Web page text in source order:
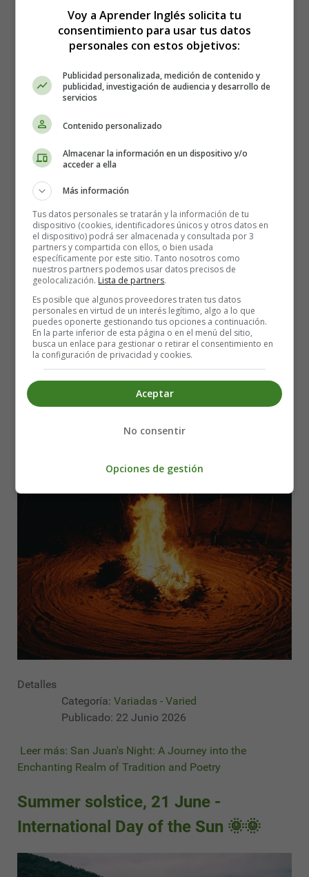
Categoría: Cuentos en Inglés - Stories in
Publicado: 20 Julio 2026
textos en ingles
Stories in English
Leer más: Serial Killers in Fiction vs. Reality
San Juan's Night: A Journey into the
Enchanting Realm of Tradition and
Poetry
Detalles
Categoría: Variadas - Varied
Publicado: 22 Junio 2026
Leer más: San Juan's Night: A Journey into the
Enchanting Realm of Tradition and Poetry
Summer solstice, 21 June -
International Day of the Sun 🌞🌞
Voy a Aprender Inglés solicita tu
consentimiento para usar tus datos
personales con estos objetivos:
Publicidad personalizada, medición de contenido y
publicidad, investigación de audiencia y desarrollo de
servicios
Contenido personalizado
Almacenar la información en un dispositivo y/o
acceder a ella
Más información
Tus datos personales se tratarán y la información de tu
dispositivo (cookies, identificadores únicos y otros datos en
el dispositivo) podrá ser almacenada y consultada por 3
partners y compartida con ellos, o bien usada
específicamente por este sitio. Tanto nosotros como
nuestros partners podemos usar datos precisos de
geolocalización. Lista de partners.
Es posible que algunos proveedores traten tus datos
personales en virtud de un interés legítimo, algo a lo que
puedes oponerte gestionando tus opciones a continuación.
En la parte inferior de esta página o en el menú del sitio,
busca un enlace para gestionar o retirar el consentimiento en
la configuración de privacidad y cookies.
Aceptar
No consentir
Opciones de gestión